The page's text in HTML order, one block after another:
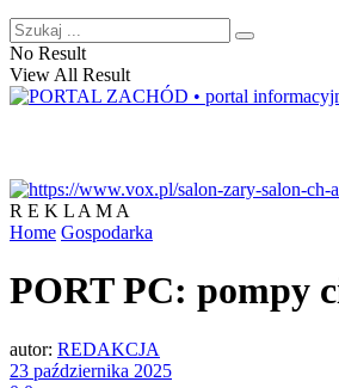
No Result
View All Result
R E K L A M A
Home Gospodarka
PORT PC: pompy
autor: REDAKCJA
23 października 2025